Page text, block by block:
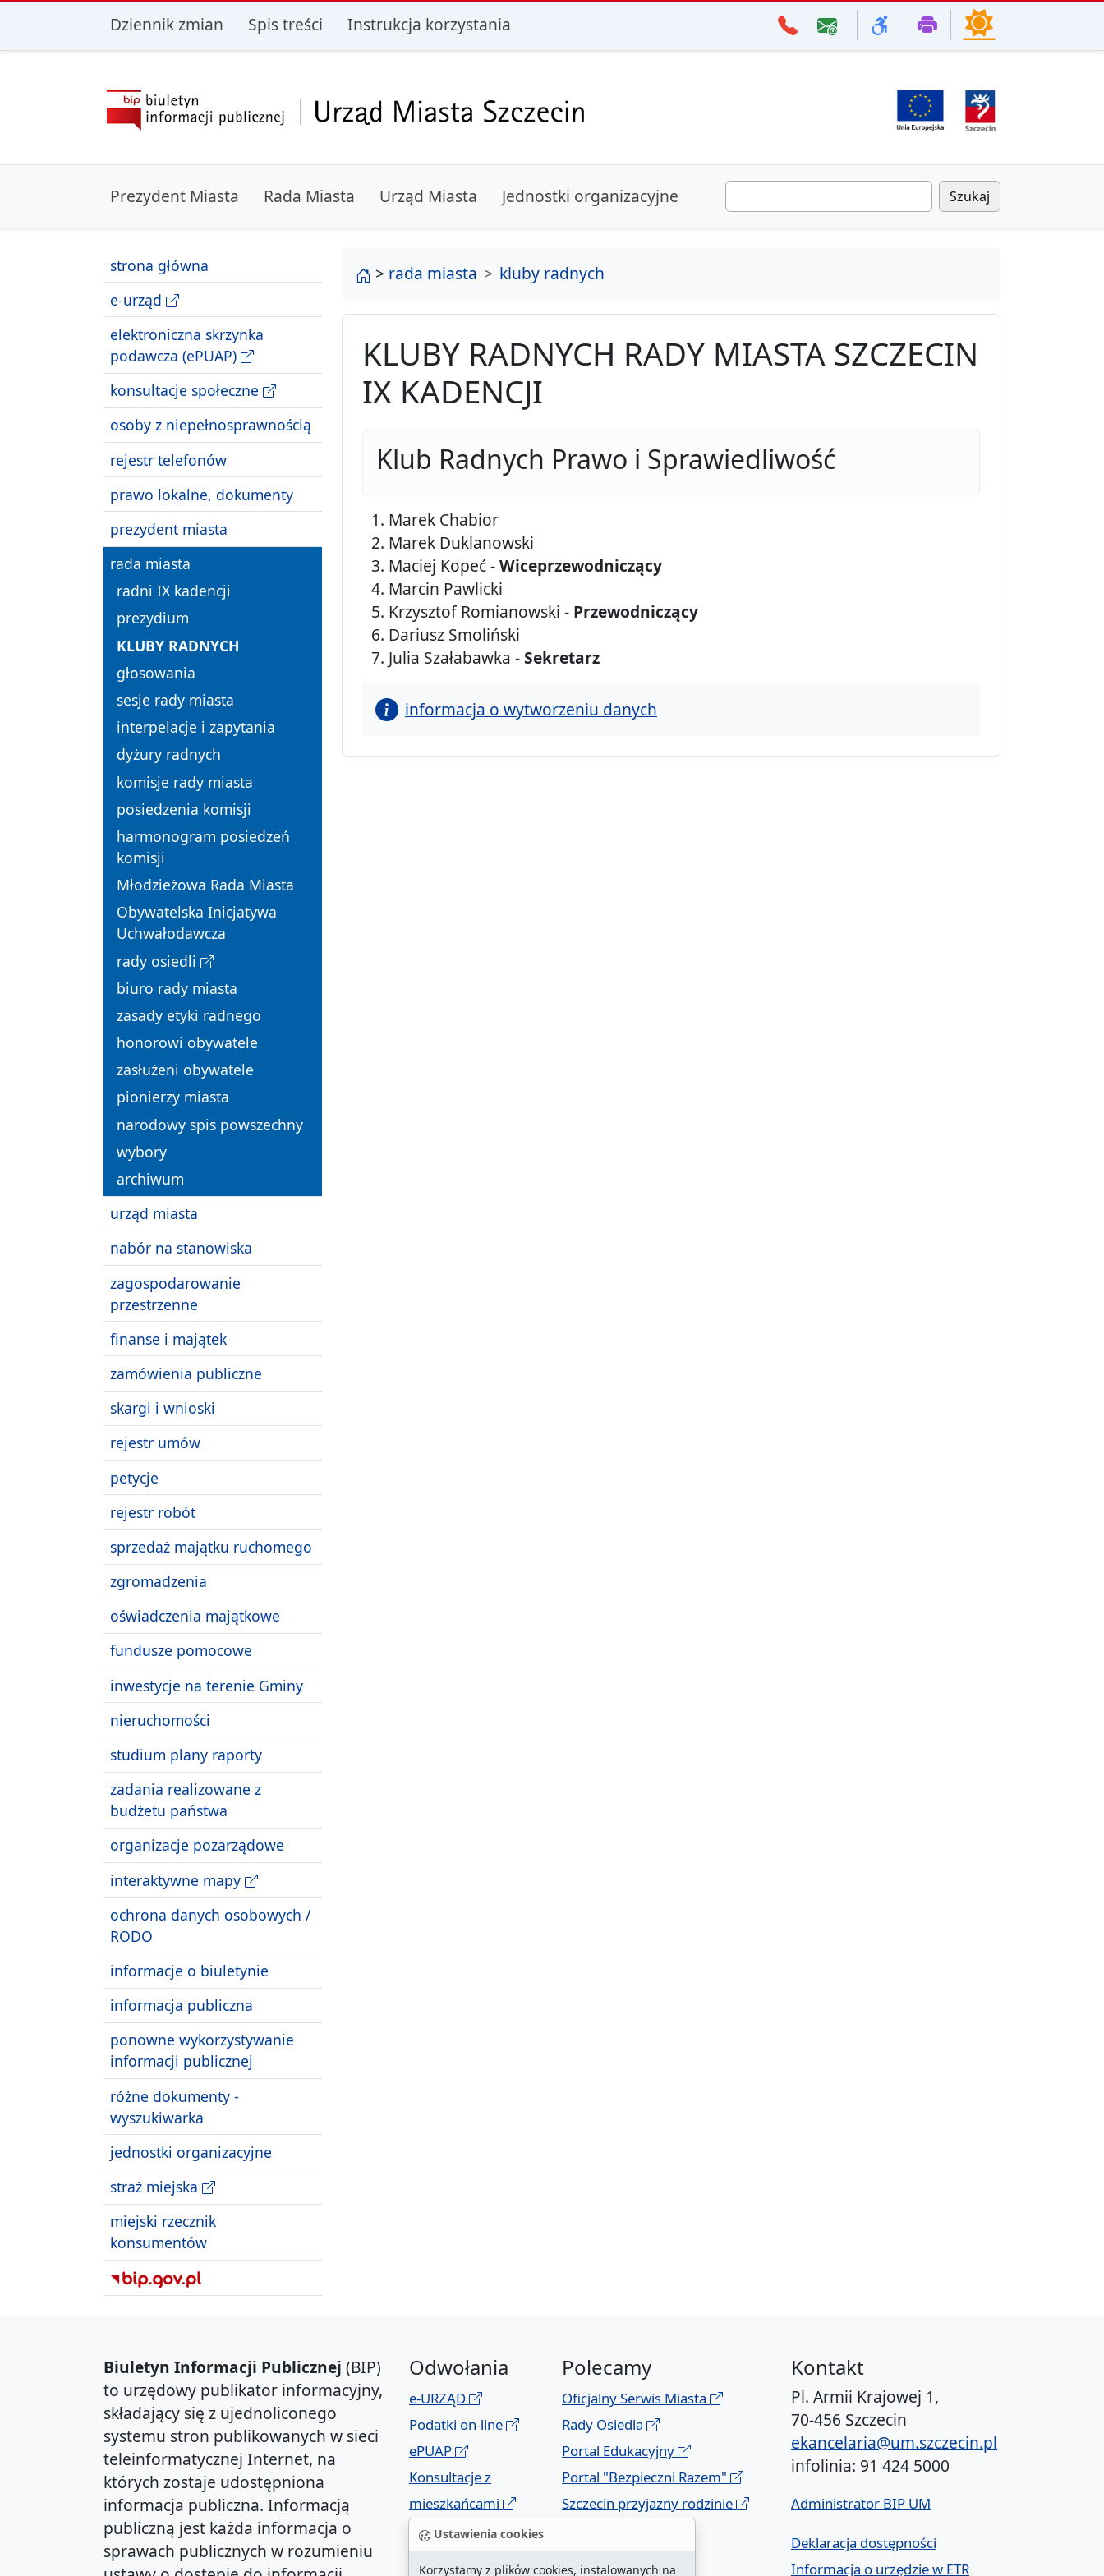
przejdź do głównego menu przejdź do treści
Ustawienia cookies
Korzystamy z plików cookies, instalowanych na
Dziennik zmian Spis treści Instrukcja korzystania
Prezydent Miasta Rada Miasta Urząd Miasta Jednostki organizacyjne Szukaj
strona główna
e-urząd
elektroniczna skrzynka
podawcza (ePUAP)
konsultacje społeczne
osoby z niepełnosprawnością
rejestr telefonów
prawo lokalne, dokumenty
prezydent miasta
rada miasta
radni IX kadencji
prezydium
KLUBY RADNYCH
głosowania
sesje rady miasta
interpelacje i zapytania
dyżury radnych
komisje rady miasta
posiedzenia komisji
harmonogram posiedzeń
komisji
Młodzieżowa Rada Miasta
Obywatelska Inicjatywa
Uchwałodawcza
rady osiedli
biuro rady miasta
zasady etyki radnego
honorowi obywatele
zasłużeni obywatele
pionierzy miasta
narodowy spis powszechny
wybory
archiwum
urząd miasta
nabór na stanowiska
zagospodarowanie
przestrzenne
finanse i majątek
zamówienia publiczne
skargi i wnioski
rejestr umów
petycje
rejestr robót
sprzedaż majątku ruchomego
zgromadzenia
oświadczenia majątkowe
fundusze pomocowe
inwestycje na terenie Gminy
nieruchomości
studium plany raporty
zadania realizowane z
budżetu państwa
organizacje pozarządowe
interaktywne mapy
ochrona danych osobowych /
RODO
informacje o biuletynie
informacja publiczna
ponowne wykorzystywanie
informacji publicznej
różne dokumenty -
wyszukiwarka
jednostki organizacyjne
straż miejska
miejski rzecznik
konsumentów
strona główna
> rada miasta kluby radnych
KLUBY RADNYCH RADY MIASTA SZCZECIN
IX KADENCJI
Klub Radnych Prawo i Sprawiedliwość
Marek Chabior
Marek Duklanowski
Maciej Kopeć -Wiceprzewodniczący
Marcin Pawlicki
Krzysztof Romianowski - Przewodniczący
Dariusz Smoliński
Julia Szałabawka -Sekretarz
informacja o wytworzeniu danych
Biuletyn Informacji Publicznej (BIP)
to urzędowy publikator informacyjny,
składający się z ujednoliconego
systemu stron publikowanych w sieci
teleinformatycznej Internet, na
których zostaje udostępniona
informacja publiczna. Informacją
publiczną jest każda informacja o
sprawach publicznych w rozumieniu
Odwołania
e-URZĄD
Podatki on-line
ePUAP
Konsultacje z
mieszkańcami
Geoportal
Polecamy
Oficjalny Serwis Miasta
Rady Osiedla
Portal Edukacyjny
Portal "Bezpieczni Razem"
Szczecin przyjazny rodzinie
Kontakt
Pl. Armii Krajowej 1,
70-456 Szczecin
ekancelaria@um.szczecin.pl
infolinia: 91 424 5000
Administrator BIP UM
Deklaracja dostępności
Informacja o urzędzie w ETR